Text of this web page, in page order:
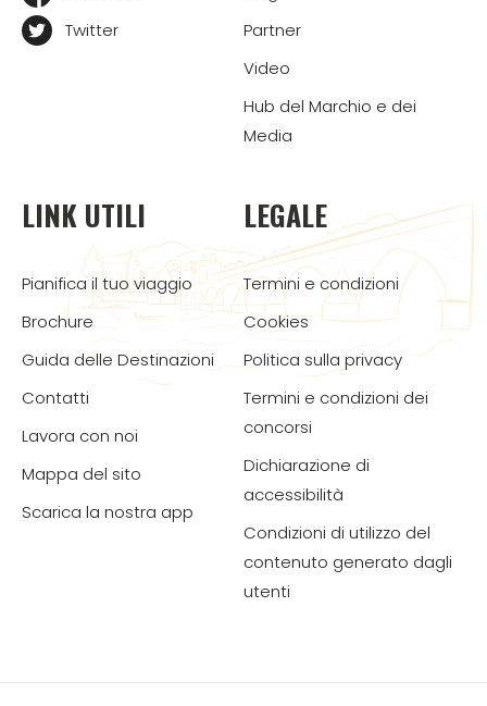
Twitter
Partner
Video
Hub del Marchio e dei
Media
LINK UTILI
Pianifica il tuo viaggio
Brochure
Guida delle Destinazioni
Contatti
Lavora con noi
Mappa del sito
Scarica la nostra app
LEGALE
Termini e condizioni
Cookies
Politica sulla privacy
Termini e condizioni dei
concorsi
Dichiarazione di
accessibilità
Condizioni di utilizzo del
contenuto generato dagli
utenti